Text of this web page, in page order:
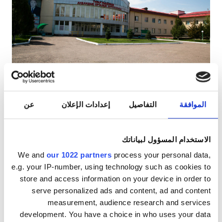
الموافقة التفاصيل إعدادات الإعلان عن
الاستخدام المسؤول لبياناتك
We and our 1022 partners process your personal data,
e.g. your IP-number, using technology such as cookies to
store and access information on your device in order to
serve personalized ads and content, ad and content
measurement, audience research and services
development. You have a choice in who uses your data
مرضى مصابين بفيروس نقص المناعة البشرية
مرضى مصابين بالتهاب الكبد B
مرضى مصابين بالتهاب الكبد C
بطاقة التأمين الصحيّ العالميّة
المرطبات
شبكة واي فاي مجانيّة
شاشات تلفزيون
انتقالات مجانية
Diaverum Haemodialysis Center Kulan
سيلو كولان, كازاخستان
٣٫٧٣ كم من مركز المدينة
المرطبات شبكة واي فاي مجانيّة
انتقالات مجانية
لكل علاج
غسيل الدم ١٤٠ €
حجز مبدئي